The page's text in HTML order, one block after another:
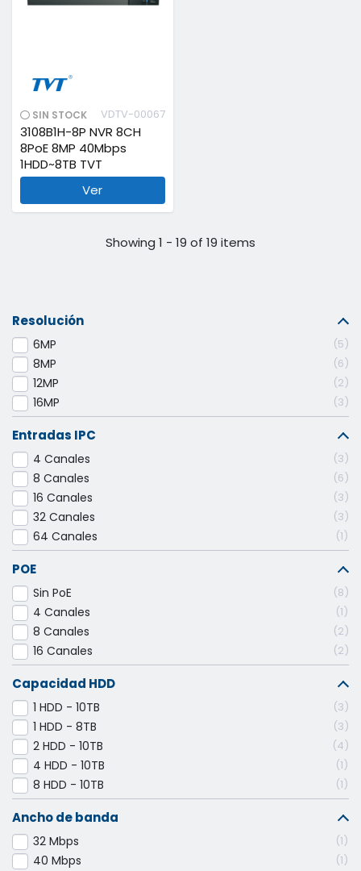
SIN STOCK VDTV-00067
3108B1H-8P NVR 8CH
8PoE 8MP 40Mbps
1HDD~8TB TVT
Ver
Showing 1 - 19 of 19 items
Resolución
6MP 5
8MP 6
12MP 2
16MP 3
Entradas IPC
4 Canales 3
8 Canales 6
16 Canales 3
32 Canales 3
64 Canales 1
POE
Sin PoE 8
4 Canales 1
8 Canales 2
16 Canales 2
Capacidad HDD
1 HDD - 10TB 3
1 HDD - 8TB 3
2 HDD - 10TB 4
4 HDD - 10TB 1
8 HDD - 10TB 1
Ancho de banda
32 Mbps 1
40 Mbps 1